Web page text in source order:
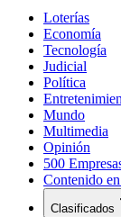
Loterías
Economía
Tecnología
Judicial
Política
Mundo
Multimedia
Opinión
500
Contenido
Clasificados